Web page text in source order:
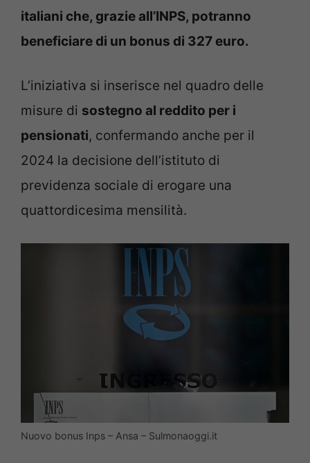
italiani che, grazie all’INPS, potranno
beneficiare di un bonus di 327 euro.
L’iniziativa si inserisce nel quadro delle
misure di sostegno al reddito per i
pensionati, confermando anche per il
2024 la decisione dell’istituto di
previdenza sociale di erogare una
quattordicesima mensilità.
Nuovo bonus Inps – Ansa – Sulmonaoggi.it